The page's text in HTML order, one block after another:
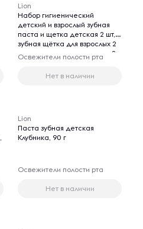
Lion
Набор гигиенический
детский и взрослый зубная
паста и щетка детская 2 шт,
зубная щётка для взрослых 2
шт, мыло для рук туалетное 2
шт, мыло-скраб для тела 1 шт
Освежители полости рта
Нет в наличии
Lion
Паста зубная детская
Клубника, 90 г
Освежители полости рта
Нет в наличии